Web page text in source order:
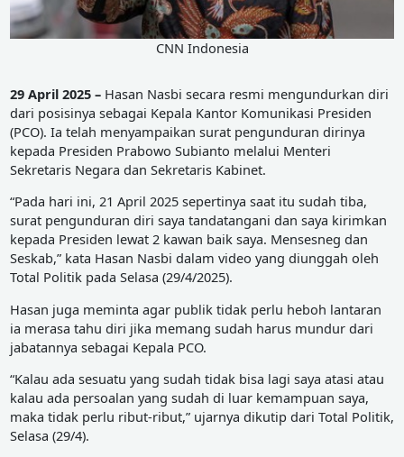
CNN Indonesia
29 April 2025 – Hasan Nasbi secara resmi mengundurkan diri
dari posisinya sebagai Kepala Kantor Komunikasi Presiden
(PCO). Ia telah menyampaikan surat pengunduran dirinya
kepada Presiden Prabowo Subianto melalui Menteri
Sekretaris Negara dan Sekretaris Kabinet.
“Pada hari ini, 21 April 2025 sepertinya saat itu sudah tiba,
surat pengunduran diri saya tandatangani dan saya kirimkan
kepada Presiden lewat 2 kawan baik saya. Mensesneg dan
Seskab,” kata Hasan Nasbi dalam video yang diunggah oleh
Total Politik pada Selasa (29/4/2025).
Hasan juga meminta agar publik tidak perlu heboh lantaran
ia merasa tahu diri jika memang sudah harus mundur dari
jabatannya sebagai Kepala PCO.
“Kalau ada sesuatu yang sudah tidak bisa lagi saya atasi atau
kalau ada persoalan yang sudah di luar kemampuan saya,
maka tidak perlu ribut-ribut,” ujarnya dikutip dari Total Politik,
Selasa (29/4).